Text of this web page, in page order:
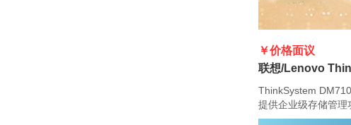
￥价格面议
ThinkSystem
提供企业级存储管理
灵活的驱动器配置